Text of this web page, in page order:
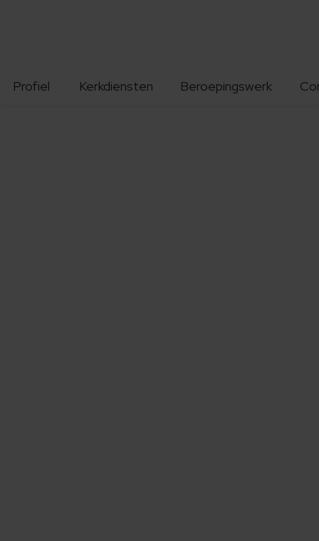
Profiel Kerkdiensten Beroepingswerk